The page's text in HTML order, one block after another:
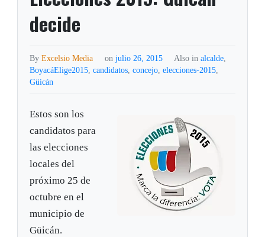
decide
ByExcelsio Media on julio 26, 2015 Also in alcalde,
BoyacáElige2015,candidatos,concejo,elecciones-2015,
Güicán
Estos son los
candidatos para
las elecciones
locales del
próximo 25 de
octubre en el
municipio de
Güicán.